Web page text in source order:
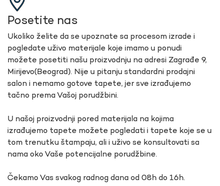
Posetite nas
Ukoliko želite da se upoznate sa procesom izrade i
pogledate uživo materijale koje imamo u ponudi
možete posetiti našu proizvodnju na adresi Zagrađe 9,
Mirijevo(Beograd). Nije u pitanju standardni prodajni
salon i nemamo gotove tapete, jer sve izrađujemo
tačno prema Vašoj porudžbini.
U našoj proizvodnji pored materijala na kojima
izrađujemo tapete možete pogledati i tapete koje se u
tom trenutku štampaju, ali i uživo se konsultovati sa
nama oko Vaše potencijalne porudžbine.
Čekamo Vas svakog radnog dana od 08h do 16h.